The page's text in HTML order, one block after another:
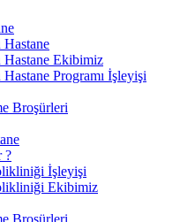
Hastane Ekibimiz
Programı İşleyişi
Broşürleri
?
İşleyişi
Ekibimiz
Broşürleri